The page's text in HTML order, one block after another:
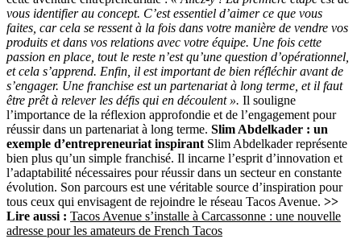
vous identifier au concept. C’est essentiel d’aimer ce que vous
faites, car cela se ressent à la fois dans votre manière de vendre vos
produits et dans vos relations avec votre équipe. Une fois cette
passion en place, tout le reste n’est qu’une question d’opérationnel,
et cela s’apprend. Enfin, il est important de bien réfléchir avant de
s’engager. Une franchise est un partenariat à long terme, et il faut
être prêt à relever les défis qui en découlent ». Il souligne
l’importance de la réflexion approfondie et de l’engagement pour
réussir dans un partenariat à long terme. Slim Abdelkader : un
exemple d’entrepreneuriat inspirantSlim Abdelkader représente
bien plus qu’un simple franchisé. Il incarne l’esprit d’innovation et
l’adaptabilité nécessaires pour réussir dans un secteur en constante
évolution. Son parcours est une véritable source d’inspiration pour
tous ceux qui envisagent de rejoindre le réseau Tacos Avenue. >>
Lire aussi : Tacos Avenue s’installe à Carcassonne : une nouvelle
adresse pour les amateurs de French Tacos